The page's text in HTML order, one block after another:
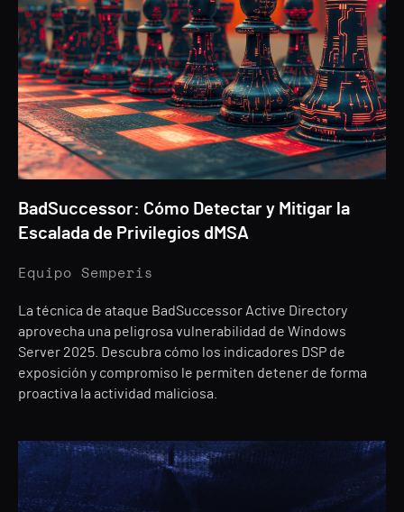
BadSuccessor: Cómo Detectar y Mitigar la
Escalada de Privilegios dMSA
Equipo Semperis
La técnica de ataque BadSuccessor Active Directory
aprovecha una peligrosa vulnerabilidad de Windows
Server 2025. Descubra cómo los indicadores DSP de
exposición y compromiso le permiten detener de forma
proactiva la actividad maliciosa.